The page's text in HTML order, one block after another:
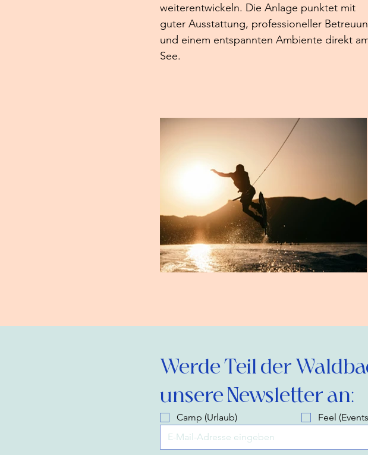
Werde Teil der
unsere Newsletter an:
Camp (Urlaub) Feel
weiterentwickeln. Die Anlage punktet mit
guter Ausstattung, professioneller
und einem entspannten Ambiente direkt
See.